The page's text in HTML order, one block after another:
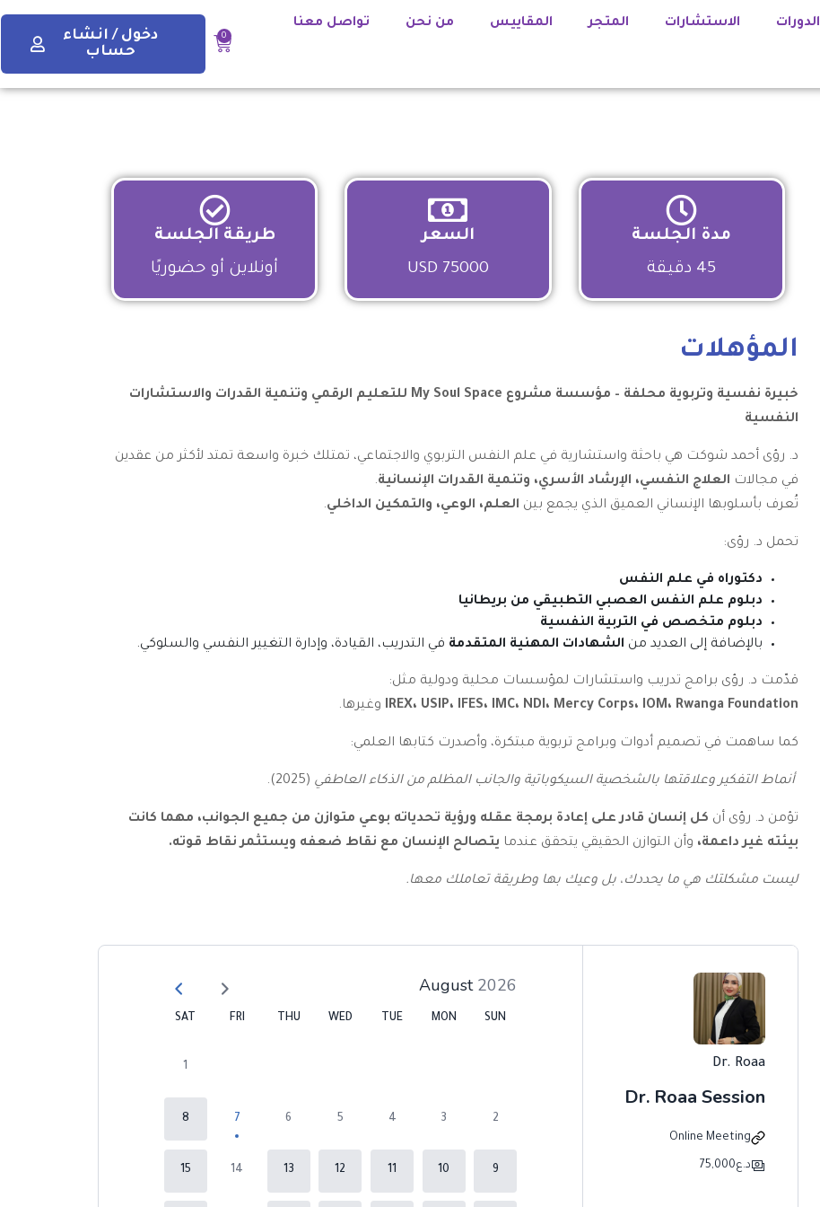
الدورات الاستشارات المتجر المقاييس من نحن تواصل معنا
0
دخول / انشاء
حساب
مدة الجلسة
45 دقيقة
السعر
75000 USD
طريقة الجلسة
أونلاين أو حضوريًا
المؤهلات
خبيرة نفسية وتربوية محلفة – مؤسسة مشروع
للتعليم الرقمي وتنمية القدرات والاستشارات
النفسية
د. رؤى أحمد شوكت هي باحثة واستشارية في علم النفس التربوي والاجتماعي، تمتلك خبرة واسعة تمتد لأكثر من عقدين
في مجالات العلاج النفسي، الإرشاد الأسري، وتنمية القدرات الإنسانية.
تُعرف بأسلوبها الإنساني العميق الذي يجمع بين العلم، الوعي، والتمكين الداخلي.
تحمل د. رؤى:
دكتوراه في علم النفس
دبلوم علم النفس العصبي التطبيقي من بريطانيا
دبلوم متخصص في التربية النفسية
بالإضافة إلى العديد من الشهادات المهنية المتقدمة في التدريب، القيادة، وإدارة التغيير النفسي والسلوكي.
قدّمت د. رؤى برامج تدريب واستشارات لمؤسسات محلية ودولية مثل:
IREX، USIP، IFES، IMC، NDI، Mercy Corps، IOM، Rwanga Foundation وغيرها.
كما ساهمت في تصميم أدوات وبرامج تربوية مبتكرة، وأصدرت كتابها العلمي:
أنماط التفكير وعلاقتها بالشخصية السيكوباتية والجانب المظلم من الذكاء العاطفي (2025).
تؤمن د. رؤى أن كل إنسان قادر على إعادة برمجة عقله ورؤية تحدياته بوعي متوازن من جميع الجوانب، مهما كانت
بيئته غير داعمة، وأن التوازن الحقيقي يتحقق عندما يتصالح الإنسان مع نقاط ضعفه ويستثمر نقاط قوته.
ليست مشكلتك هي ما يحددك، بل وعيك بها وطريقة تعاملك معها.
Dr. Roaa
Dr. Roaa Session
Online Meeting
د.ع75,000
August 2026
SUN
MON
TUE
WED
THU
FRI
SAT
1
2
3
4
5
6
7
8
9
10
11
12
13
14
15